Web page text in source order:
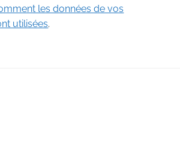
les données de vos
utilisées.